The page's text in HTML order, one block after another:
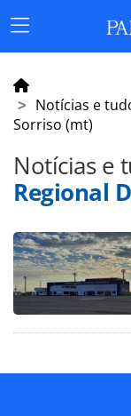
Menu
Principal
Notícias e
Sorriso (mt)
Notícias e
Regional